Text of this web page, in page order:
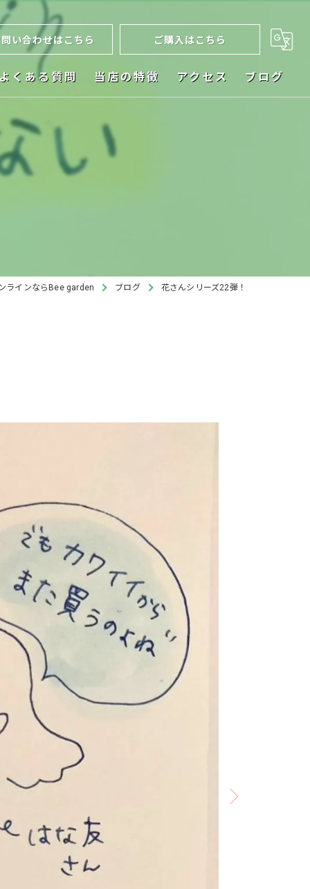
問い合わせはこちら ご購入はこちら
よくある質問 当店の特徴
ネット販売
お祝い
アクセス ブログ
ラインならBee garden ブログ 花さんシリーズ22弾！